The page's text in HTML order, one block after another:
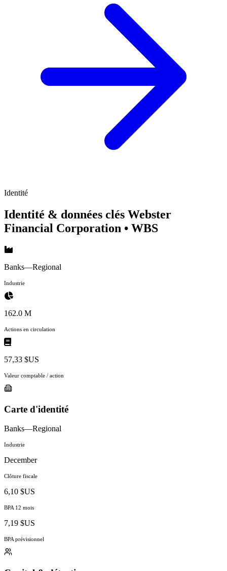
Identité
Identité & données clés Webster
Financial Corporation • WBS
Banks—Regional
Industrie
162.0 M
Actions en circulation
57,33 $US
Valeur comptable / action
Carte d'identité
Banks—Regional
Industrie
December
Clôture fiscale
6,10 $US
BPA 12 mois
7,19 $US
BPA prévisionnel